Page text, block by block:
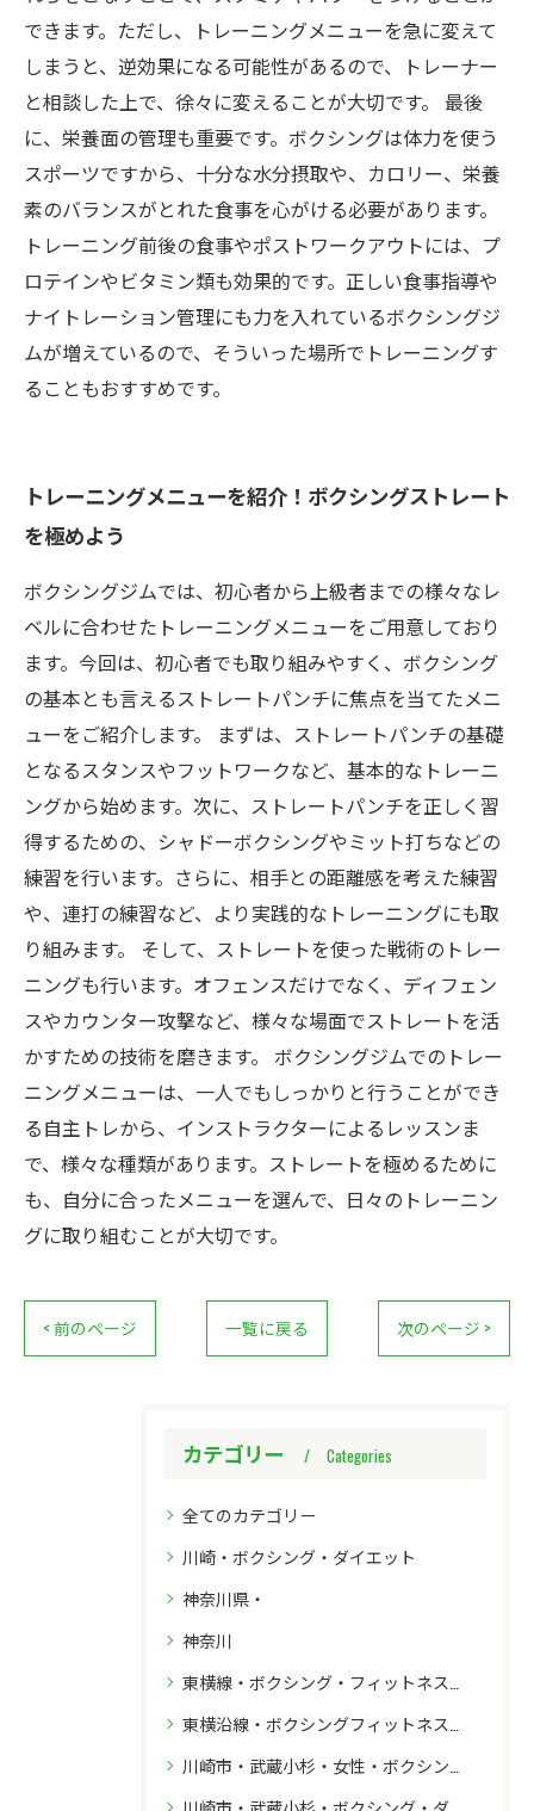
できます。ただし、トレーニングメニューを急に変えて
しまうと、逆効果になる可能性があるので、トレーナー
と相談した上で、徐々に変えることが大切です。 最後
に、栄養面の管理も重要です。ボクシングは体力を使う
スポーツですから、十分な水分摂取や、カロリー、栄養
素のバランスがとれた食事を心がける必要があります。
トレーニング前後の食事やポストワークアウトには、プ
ロテインやビタミン類も効果的です。正しい食事指導や
ナイトレーション管理にも力を入れているボクシングジ
ムが増えているので、そういった場所でトレーニングす
ることもおすすめです。
トレーニングメニューを紹介！ボクシングストレート
を極めよう
ボクシングジムでは、初心者から上級者までの様々なレ
ベルに合わせたトレーニングメニューをご用意しており
ます。今回は、初心者でも取り組みやすく、ボクシング
の基本とも言えるストレートパンチに焦点を当てたメニ
ューをご紹介します。 まずは、ストレートパンチの基礎
となるスタンスやフットワークなど、基本的なトレーニ
ングから始めます。次に、ストレートパンチを正しく習
得するための、シャドーボクシングやミット打ちなどの
練習を行います。さらに、相手との距離感を考えた練習
や、連打の練習など、より実践的なトレーニングにも取
り組みます。 そして、ストレートを使った戦術のトレー
ニングも行います。オフェンスだけでなく、ディフェン
スやカウンター攻撃など、様々な場面でストレートを活
かすための技術を磨きます。 ボクシングジムでのトレー
ニングメニューは、一人でもしっかりと行うことができ
る自主トレから、インストラクターによるレッスンま
で、様々な種類があります。ストレートを極めるために
も、自分に合ったメニューを選んで、日々のトレーニン
グに取り組むことが大切です。
< 前のページ 一覧に戻る 次のページ >
カテゴリー Categories
全てのカテゴリー
川崎・ボクシング・ダイエット
神奈川県・
神奈川
東横線・ボクシング・フィットネス・ダイエット・初心者
東横沿線・ボクシングフィットネス・初心者
川崎市・武蔵小杉・女性・ボクシング・初心者